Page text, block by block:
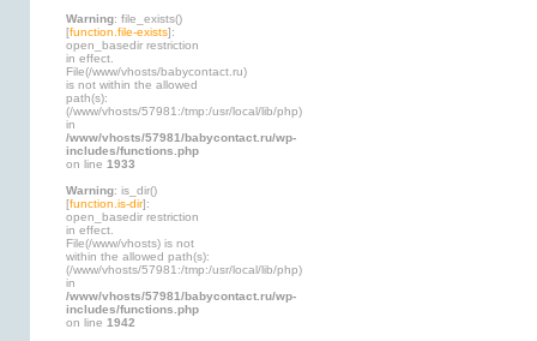
Warning: file_exists()
[function.file-exists]:
open_basedir restriction
in effect.
File(/www/vhosts/babycontact.ru)
is not within the allowed
path(s):
(/www/vhosts/57981:/tmp:/usr/local/lib/php)
in
/www/vhosts/57981/babycontact.ru/wp-
includes/functions.php
on line 1933
Warning: is_dir()
[function.is-dir]:
open_basedir restriction
in effect.
File(/www/vhosts) is not
within the allowed path(s):
(/www/vhosts/57981:/tmp:/usr/local/lib/php)
in
/www/vhosts/57981/babycontact.ru/wp-
includes/functions.php
on line 1942